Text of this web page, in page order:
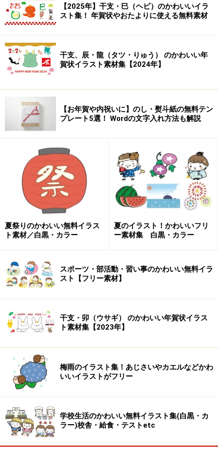
Macintosh:Mac OS 8.6以上／Mac OS X 10.1
以上
くことのできるアプリケーションソフトが
必要です。
※付属のHTMLファイルで画像を一覧する場
Explorer 5以上、またはそれに準じるWebブ
ラウザが必要です。
この「フォトバイブル
の画像データが欲しい場合、
2950×2094サイズならば、
ＣＤ－ＲＯＭ版の”本家”「
素材辞典」を別に購入 するの
がコスト的にベター。
4156×2950サイズと5870×4167サ
イズのデータは、 単品
sozaijiten imagesダウンロード
サービスから購入できます。
必要な画像サイズ、素材の枚数と購入金額を検討してか
ら、「素地辞典フォトバイブル 」「素材辞典
「sozaijiten images」を組み合わせて購入すると良いで
すね。
綺麗！ユニーク！マニアック♪
製品添付の小冊子「ご利用マニュアル」を参考に、目に
留まった写真をピックアップしてみました。
のクオリティの高さと、一般個人には扱いにくいモチー
いかと私個人的には考えているのですが。
Vol12 〈蝶編〉かなり貴重！
ても…。写真提供はNASA！
Vol.27 〈メカ・歯車編〉 時計かな？
【2025年】干支・巳（ヘビ）のかわいいイラ
スト集！ 年賀状やおたよりに使える無料素材
干支、辰・龍（タツ・りゅう） のかわいい年
賀状イラスト素材集【2024年】
【お年賀や内祝いに】のし・熨斗紙の無料テン
プレート5選！ Wordの文字入れ方法も解説
夏祭りのかわいい無料イラス
ト素材／白黒・カラー
夏のイラスト！かわいいフリ
ー素材集 白黒・カラー
スポーツ・部活動・習い事のかわいい無料イラ
スト【フリー素材】
干支・卯（ウサギ） のかわいい年賀状イラス
ト素材集【2023年】
梅雨のイラスト集！あじさいやカエルなどかわ
いいイラストがフリー
学校生活のかわいい無料イラスト集(白黒・カ
ラー)校舎・給食・テストetc